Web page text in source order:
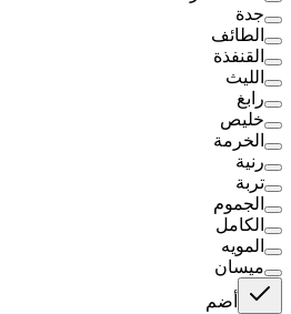
جدة
الطائف
القنفذة
الليث
رابغ
خليص
الخرمة
رنية
تربة
الجموم
الكامل
المويه
ميسان
أضم